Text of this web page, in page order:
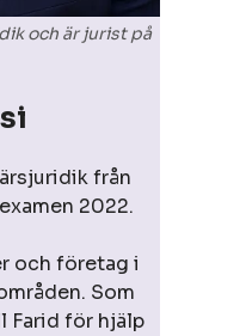
och är jurist på
från
2022.
och företag i
Som
Farid för hjälp